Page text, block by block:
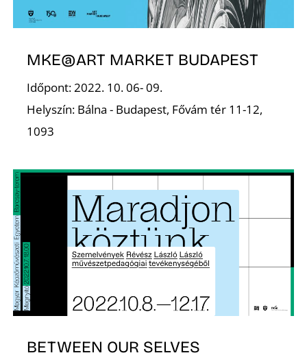
MKE@ART MARKET BUDAPEST
Időpont: 2022. 10. 06- 09.
Helyszín: Bálna - Budapest, Fővám tér 11-12,
1093
BETWEEN OUR SELVES